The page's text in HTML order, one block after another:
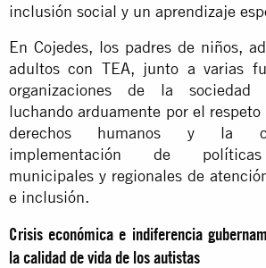
inclusión social y un aprendizaje
En Cojedes, los padres de niños,
adultos con TEA, junto a varias
organizaciones de la sociedad
luchando arduamente por el respeto
derechos humanos y la
implementación de
municipales y regionales de
e inclusión.
Crisis económica e indiferencia
la calidad de vida de los autistas